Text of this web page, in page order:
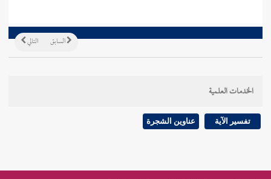
التالي السابق
الخدمات العلمية
تفسير الآية عناوين الشجرة